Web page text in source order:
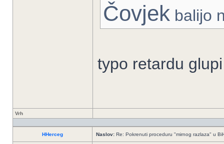
Čovjek bаlijo
typo retardu glupi
Vrh
HHerceg Naslov: Re: Pokrenuti proceduru "mirnog razlaza" u